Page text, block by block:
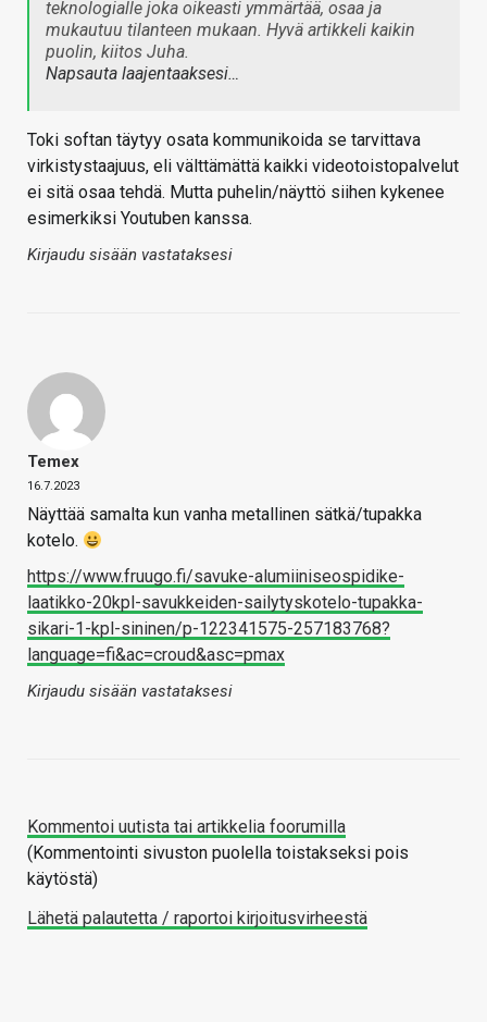
teknologialle joka oikeasti ymmärtää, osaa ja
mukautuu tilanteen mukaan. Hyvä artikkeli kaikin
puolin, kiitos Juha.
Napsauta laajentaaksesi…
Toki softan täytyy osata kommunikoida se tarvittava
virkistystaajuus, eli välttämättä kaikki videotoistopalvelut
ei sitä osaa tehdä. Mutta puhelin/näyttö siihen kykenee
esimerkiksi Youtuben kanssa.
Kirjaudu sisään vastataksesi
Temex
16.7.2023
Näyttää samalta kun vanha metallinen sätkä/tupakka
kotelo.
https://www.fruugo.fi/savuke-alumiiniseospidike-
laatikko-20kpl-savukkeiden-sailytyskotelo-tupakka-
sikari-1-kpl-sininen/p-122341575-257183768?
language=fi&ac=croud&asc=pmax
Kirjaudu sisään vastataksesi
Kommentoi uutista tai artikkelia foorumilla
(Kommentointi sivuston puolella toistakseksi pois
käytöstä)
Lähetä palautetta / raportoi kirjoitusvirheestä